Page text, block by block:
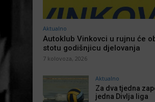
Aktualno
Autoklub Vinkovci u rujnu će
stotu godišnjicu djelovanja
7 kolovoza, 2026
Aktualno
Za dva tjedna
jedna Divlja liga